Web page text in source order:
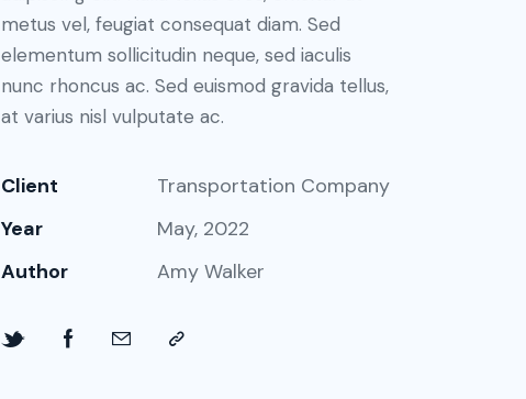
metus vel, feugiat consequat diam. Sed
elementum sollicitudin neque, sed iaculis
nunc rhoncus ac. Sed euismod gravida tellus,
at varius nisl vulputate ac.
Client
Transportation Company
Year
May, 2022
Author
Amy Walker